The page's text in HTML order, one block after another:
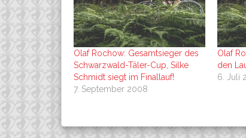
Olaf Rochow: Gesamtsieger des
Schwarzwald-Täler-Cup, Silke
Schmidt siegt im Finallauf!
7. September 2008
Olaf
den
6. Juli